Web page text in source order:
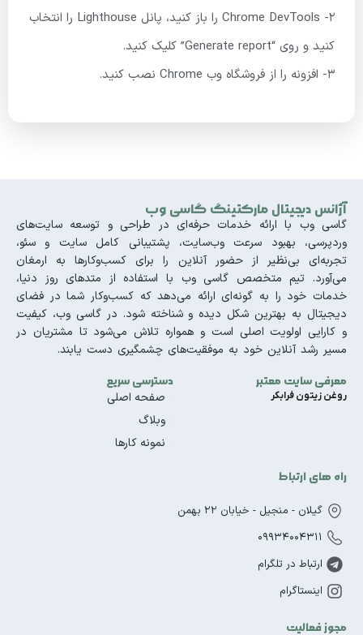
2- Chrome DevTools را باز کنید، پانل Lighthouse را انتخاب
کنید و روی “Generate report” کلیک کنید.
3- افزونه را از فروشگاه وب Chrome نصب کنید.
آژانس دیجیتال مارکتینگ گاسی وب
گاسی وب با ارائه خدمات حرفه‌ای در طراحی و توسعه سایت‌های
وردپرسی، بهبود سرعت وب‌سایت، پشتیبانی کامل سایت و سئو،
تجربه‌ای بی‌نظیر از حضور آنلاین را برای کسب‌وکارها به ارمغان
می‌آورد. تیم متخصص گاسی وب با استفاده از متدهای روز دنیا،
خدمات خود را به گونه‌ای ارائه می‌دهد که کسب‌وکار شما در فضای
دیجیتال به بهترین شکل دیده و شناخته شود. در گاسی وب، کیفیت
و کارایی اولویت اصلی است و همواره تلاش می‌شود تا مشتریان در
مسیر رشد آنلاین خود به موفقیت‌های چشمگیری دست یابند.
معرفی سایت معتبر
روغن زیتون فرابکر
دسترسی سریع
صفحه اصلی
وبلاگ
نمونه کارها
راه های ارتباط
گیلان - منجیل - خیابان 22 بهمن
09934004311
ارتباط در تلگرام
اینستاگرام
مجوز فعالیت